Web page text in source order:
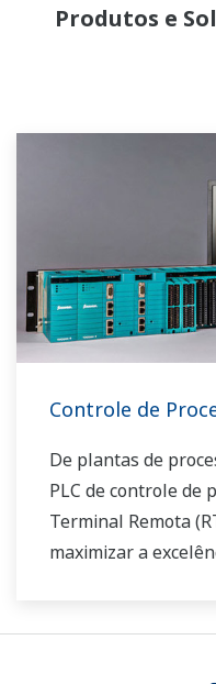
Produtos e
Controle de
De plantas de
PLC de controle de
Terminal Remota
maximizar a